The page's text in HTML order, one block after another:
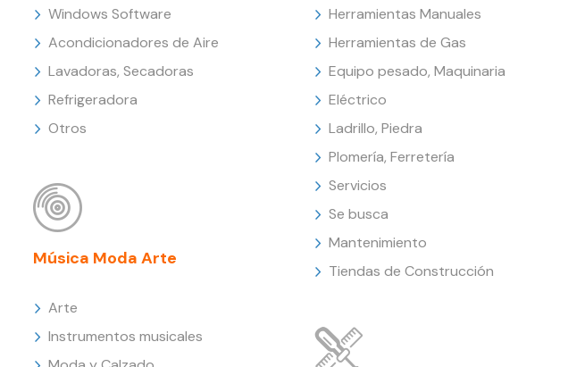
Windows Software
Acondicionadores de Aire
Lavadoras, Secadoras
Refrigeradora
Otros
Música Moda Arte
Arte
Instrumentos musicales
Herramientas Manuales
Herramientas de Gas
Equipo pesado, Maquinaria
Eléctrico
Ladrillo, Piedra
Plomería, Ferretería
Servicios
Se busca
Mantenimiento
Tiendas de Construcción